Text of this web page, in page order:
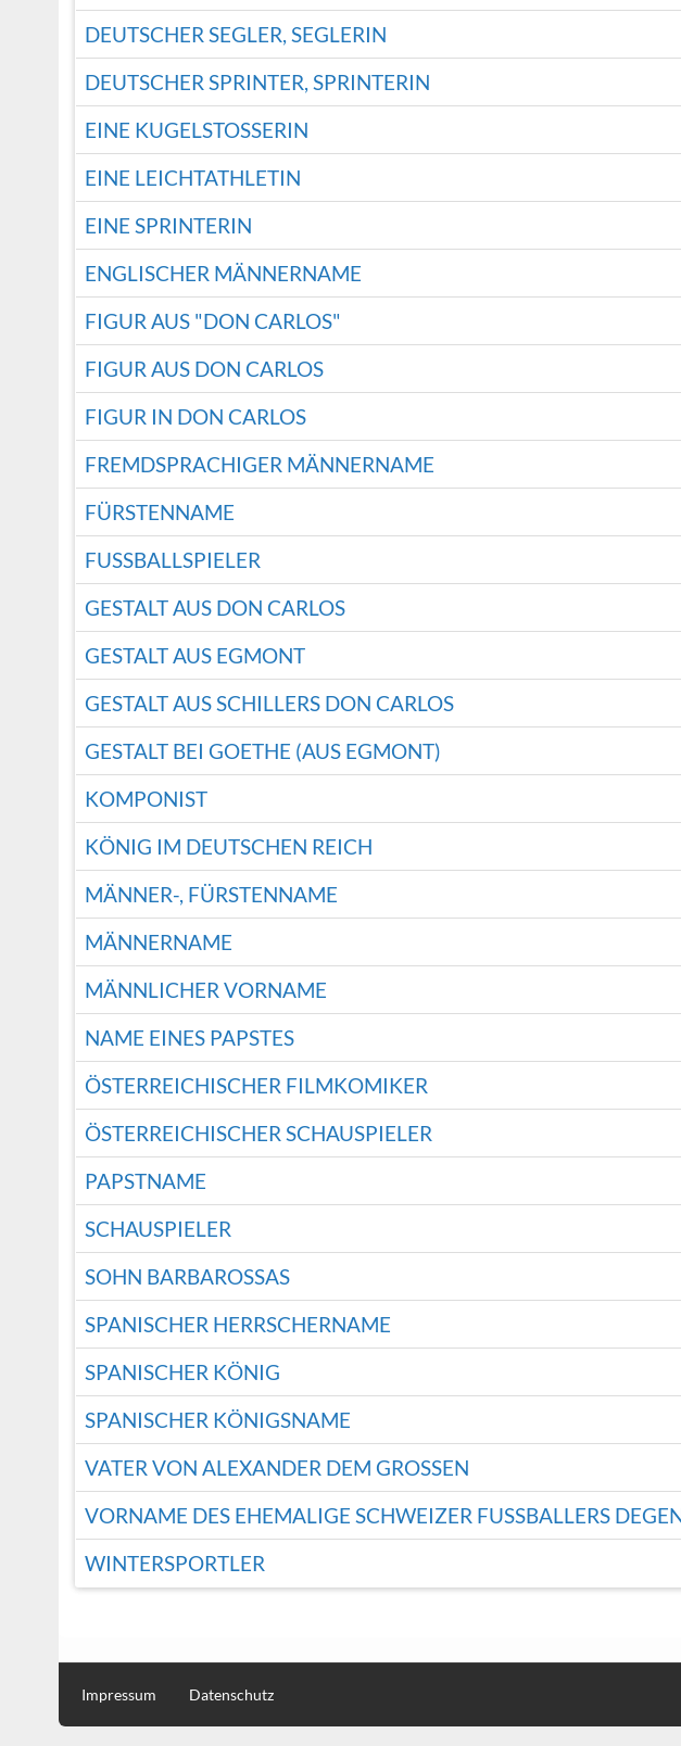
DEUTSCHER SEGLER, SEGLERIN
DEUTSCHER SPRINTER, SPRINTERIN
EINE KUGELSTOSSERIN
EINE LEICHTATHLETIN
EINE SPRINTERIN
ENGLISCHER MÄNNERNAME
FIGUR AUS "DON CARLOS"
FIGUR AUS DON CARLOS
FIGUR IN DON CARLOS
FREMDSPRACHIGER MÄNNERNAME
FÜRSTENNAME
FUSSBALLSPIELER
GESTALT AUS DON CARLOS
GESTALT AUS EGMONT
GESTALT AUS SCHILLERS DON CARLOS
GESTALT BEI GOETHE (AUS EGMONT)
KOMPONIST
KÖNIG IM DEUTSCHEN REICH
MÄNNER-, FÜRSTENNAME
MÄNNERNAME
MÄNNLICHER VORNAME
NAME EINES PAPSTES
ÖSTERREICHISCHER FILMKOMIKER
ÖSTERREICHISCHER SCHAUSPIELER
PAPSTNAME
SCHAUSPIELER
SOHN BARBAROSSAS
SPANISCHER HERRSCHERNAME
SPANISCHER KÖNIG
SPANISCHER KÖNIGSNAME
VATER VON ALEXANDER DEM GROSSEN
VORNAME DES EHEMALIGE SCHWEIZER FUSSBALLERS DEGEN
WINTERSPORTLER
Impressum Datenschutz